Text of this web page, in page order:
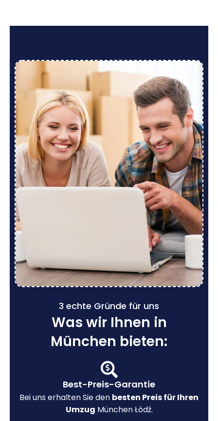
3 echte Gründe für uns
Was wir Ihnen in
München bieten:
Best-Preis-Garantie
Bei uns erhalten Sie den besten Preis für Ihren
Umzug München Łódź.